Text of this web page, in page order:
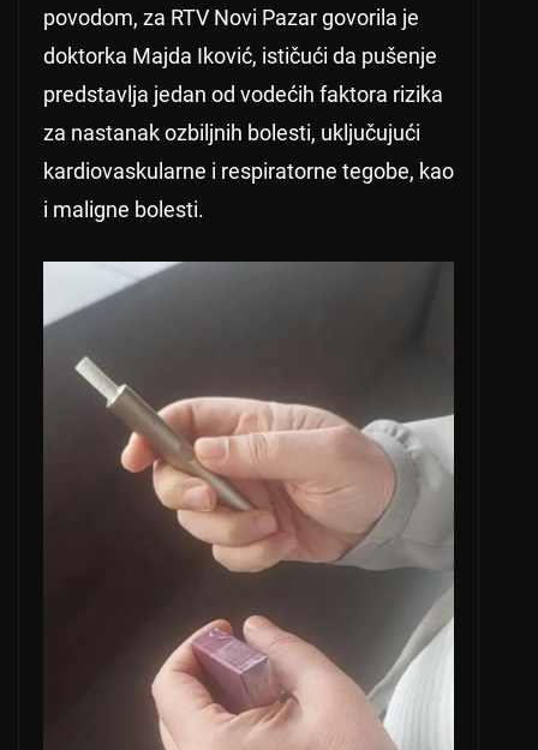
povodom, za RTV Novi Pazar govorila je
doktorka Majda Iković, ističući da pušenje
predstavlja jedan od vodećih faktora rizika
za nastanak ozbiljnih bolesti, uključujući
kardiovaskularne i respiratorne tegobe, kao
i maligne bolesti.